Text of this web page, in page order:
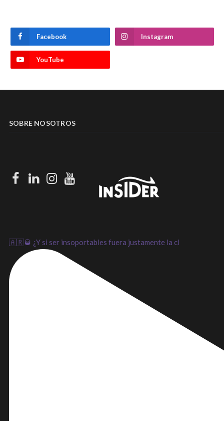
Facebook Instagram
YouTube
SOBRE NOSOTROS
Facebook
LinkedInInstagram
Youtube
🇦🇷🥃 ¿Y si ser insoportables fuera justamente la cl